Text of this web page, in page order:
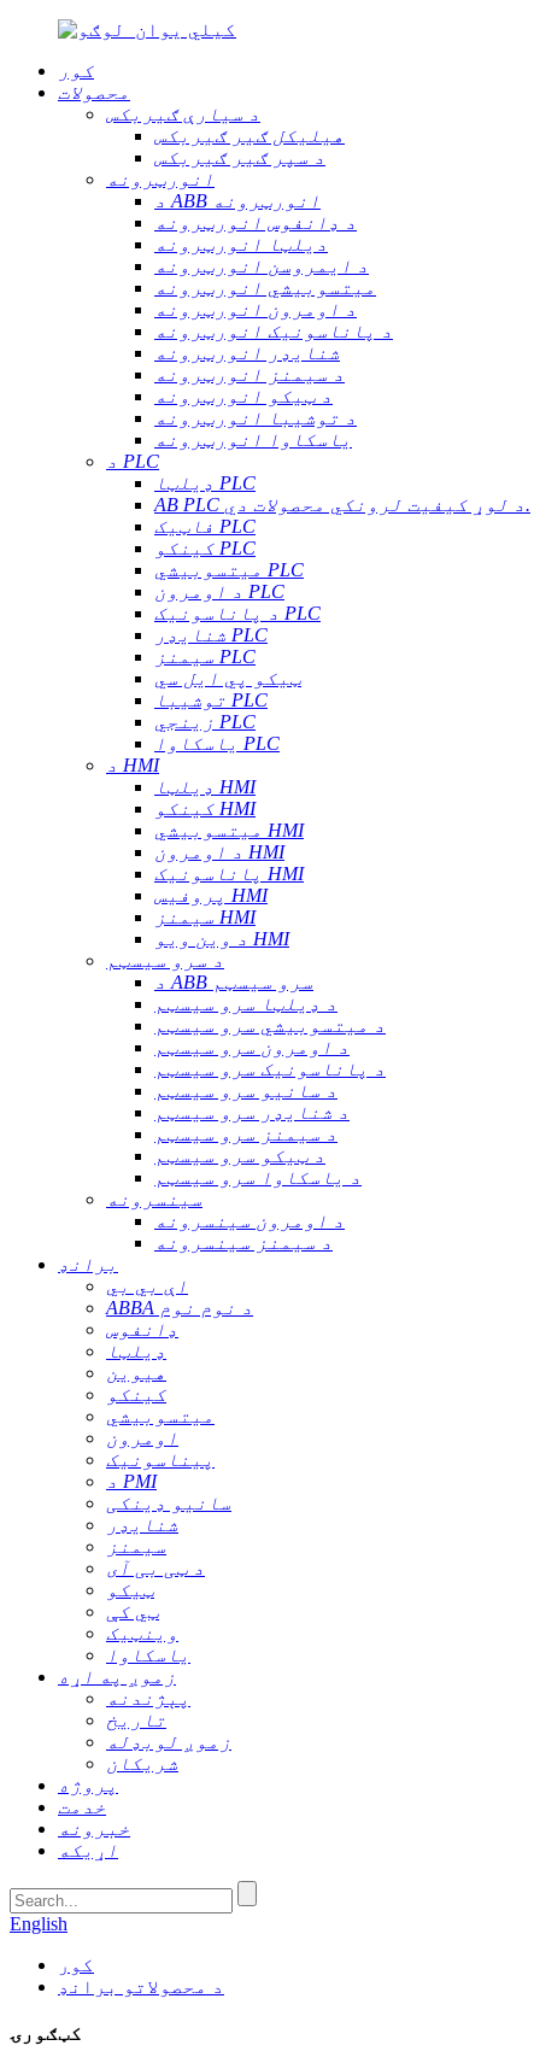
کور
محصولات
د سیارې ګیربکس
هیلیکل ګیر ګیربکس
د سپر ګیر ګیربکس
انورټرونه
د ABB انورټرونه
د ډانفوس انورټرونه
دیلټا انورټرونه
د ایمروسن انورټرونه
میتسوبیشي انورټرونه
د اومرون انورټرونه
د پاناسونیک انورټرونه
شنایډر انورټرونه
د سیمنز انورټرونه
د ټیکو انورټرونه
د توشیبا انورټرونه
یاسکاوا انورټرونه
د PLC
ډیلټا PLC
AB PLC د لوړ کیفیت لرونکي محصولات دي.
فاټیک PLC
کینکو PLC
میتسوبیشي PLC
د اومرون PLC
د پاناسونیک PLC
شنایډر PLC
سیمنز PLC
ټیکو پي ایل سي
توشیبا PLC
زینجي PLC
یاسکاوا PLC
د HMI
ډیلټا HMI
کینکو HMI
میتسوبیشي HMI
د اومرون HMI
پاناسونیک HMI
پروفیس HMI
سیمنز HMI
د وین ویو HMI
د سرو سیسټم
د ABB سرو سیسټم
د ډیلټا سرو سیسټم
د میتسوبیشي سرو سیسټم
د اومرون سرو سیسټم
د پاناسونیک سرو سیسټم
د سانیو سرو سیسټم
د شنایډر سرو سیسټم
د سیمنز سرو سیسټم
د ټیکو سرو سیسټم
د یاسکاوا سرو سیسټم
سینسرونه
د اومرون سینسرونه
د سیمنز سینسرونه
برانډ
اې بي بي
ABBA د نوم نوم
ډانفوس
ډیلټا
هیوین
کینکو
میتسوبیشي
اومرون
پیناسونیک
د PMI
سانیو ډینکی
شنایډر
سیمنز
د ټی بی آی
ټیکو
ټي کې
وینټیک
یاسکاوا
زموږ په اړه
پېژندنه
تاریخ
زموږ لوبډله
شریکان
پروژه
خدمت
خبرونه
اړیکه
English
کور
د محصولاتو برانډ
کټګورۍ